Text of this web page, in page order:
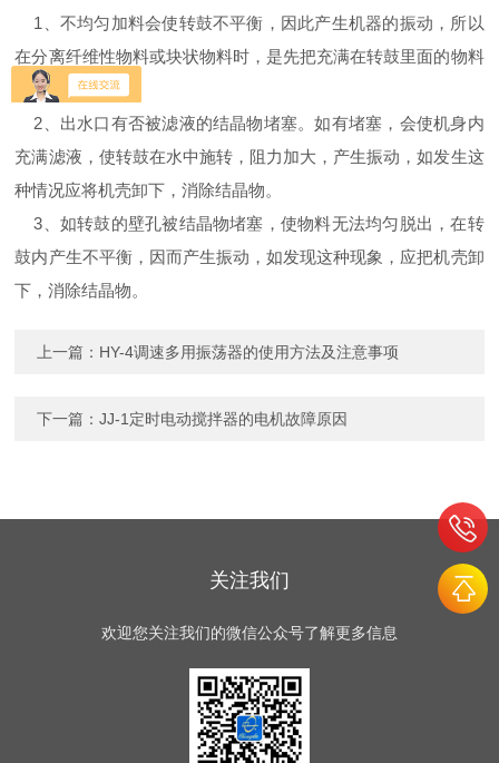
1、不均匀加料会使转鼓不平衡，因此产生机器的振动，所以
在分离纤维性物料或块状物料时，是先把充满在转鼓里面的物料
铺平，然后开车。
2、出水口有否被滤液的结晶物堵塞。如有堵塞，会使机身内
充满滤液，使转鼓在水中施转，阻力加大，产生振动，如发生这
种情况应将机壳卸下，消除结晶物。
3、如转鼓的壁孔被结晶物堵塞，使物料无法均匀脱出，在转
鼓内产生不平衡，因而产生振动，如发现这种现象，应把机壳卸
下，消除结晶物。
上一篇： HY-4调速多用振荡器的使用方法及注意事项
下一篇：JJ-1定时电动搅拌器的电机故障原因
关注我们
欢迎您关注我们的微信公众号了解更多信息